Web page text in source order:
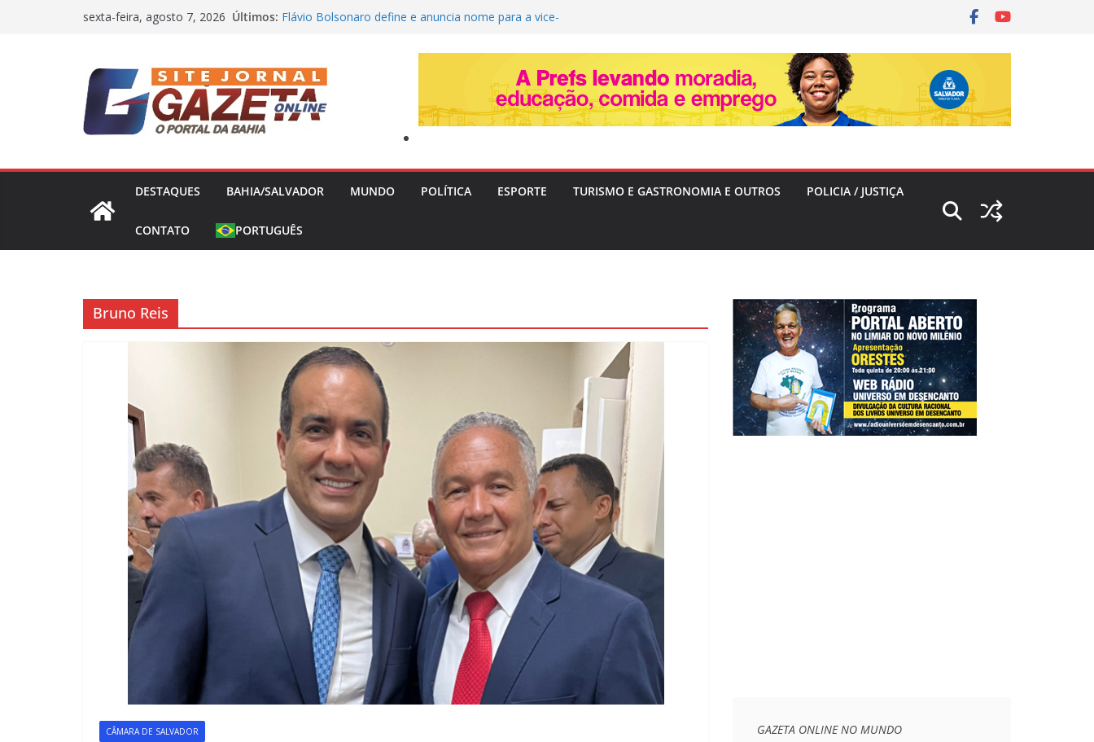
sexta-feira, agosto 7, 2026 Últimos: Flávio Bolsonaro define e anuncia nome para a vice-
Concessões de Táxi na Bahia com Prejuízo Tributário
Capitão da Seleção de Uganda e do SC Villa, David Owori É
Morto a Pedradas Durante Assalto em Kampala
Polícia Civil Destrói Plantação com 20 Mil Pés de Maconha e
Causa Prejuízo de R$ 4 Milhões na Bahia
DESTAQUES
BAHIA/SALVADOR MUNDO POLÍTICA ESPORTE TURISMO E GASTRONOMIA E OUTROS POLICIA / JUSTIÇA
CONTATO PORTUGUÊS
Bruno Reis
CÂMARA DE SALVADOR GAZETA ONLINE NO MUNDO